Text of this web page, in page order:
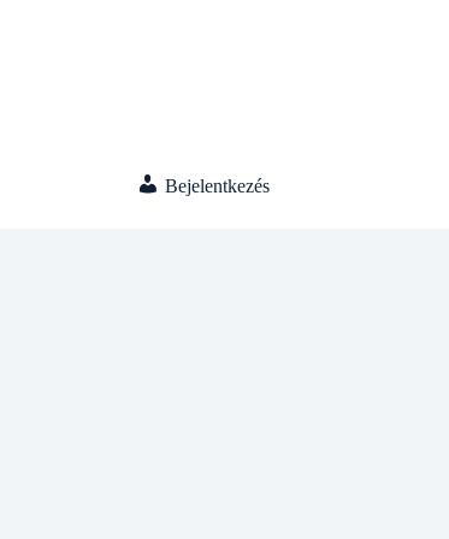
Bejelentkezés